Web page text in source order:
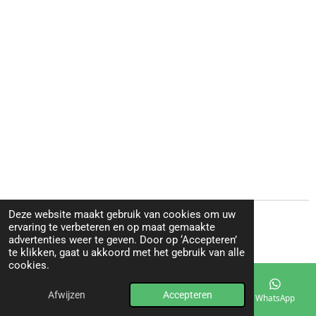
Deze website maakt gebruik van cookies om uw
ervaring te verbeteren en op maat gemaakte
advertenties weer te geven. Door op ‘Accepteren’
te klikken, gaat u akkoord met het gebruik van alle
cookies.
Afwijzen Accepteren
© 2025 - 2026 MDC-Scooters
Powered byJouwWeb
E-mailadres Telefoonnummer Kaart WhatsApp